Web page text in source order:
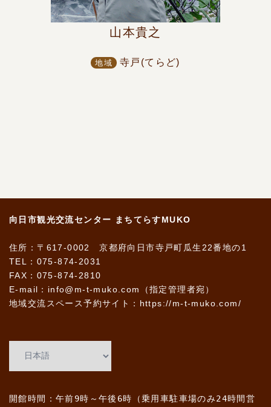
山本貴之
地域 寺戸(てらど)
向日市観光交流センター まちてらすMUKO
住所：〒617-0002 京都府向日市寺戸町瓜生22番地の1
TEL：075-874-2031
FAX：075-874-2810
E-mail：info@m-t-muko.com（指定管理者宛）
地域交流スペース予約サイト： https://m-t-muko.com/
開館時間：午前9時～午後6時（乗用車駐車場のみ24時間営